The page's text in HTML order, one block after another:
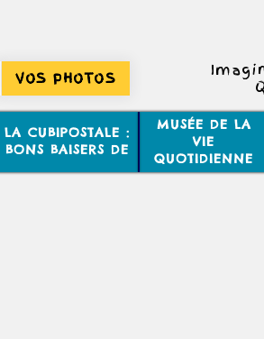
VOS PHOTOS
LA CUBIPOSTALE :
BONS BAISERS DE
MUSÉE DE LA
VIE
QUOTIDIENNE